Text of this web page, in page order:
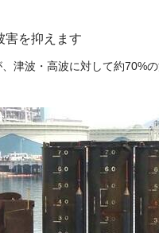
害を抑えます
津波・高波に対して約70%